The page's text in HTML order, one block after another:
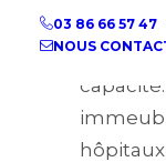
03 86 66 57 47
NOUS
pompes
la